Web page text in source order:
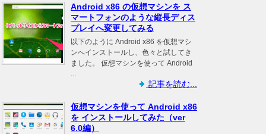
Android x86 の仮想マシンを ス
マートフォンのような縦長ディス
プレイへ変更してみる
以下のように Android x86 を仮想マシ
ンへインストールし、色々と試してき
ました。 仮想マシンを使って Android
...
記事を読む...
仮想マシンを使って Android x86
を インストールしてみた（ver
6.0編）